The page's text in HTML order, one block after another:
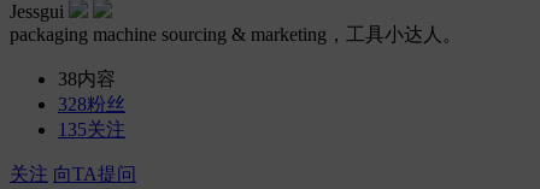
Jessgui
packaging machine sourcing & marketing，工具小达人。
38内容
328粉丝
135关注
关注 向TA提问